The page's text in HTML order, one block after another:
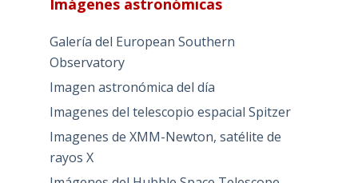
Imágenes astronómicas
Galería del European Southern
Observatory
Imagen astronómica del día
Imagenes del telescopio espacial Spitzer
Imagenes de XMM-Newton, satélite de
rayos X